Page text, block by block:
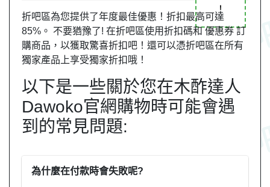
！
折吧區為您提供了年度最佳優惠！折扣最高可達
85%。 不要猶豫了! 在折吧區使用折扣碼和 優惠券 訂
購商品，以獲取驚喜折扣吧！還可以憑折吧區在所有
獨家產品上享受獨家折扣哦！
以下是一些關於您在木酢達人
Dawoko官網購物時可能會遇
到的常見問題:
為什麼在付款時會失敗呢?